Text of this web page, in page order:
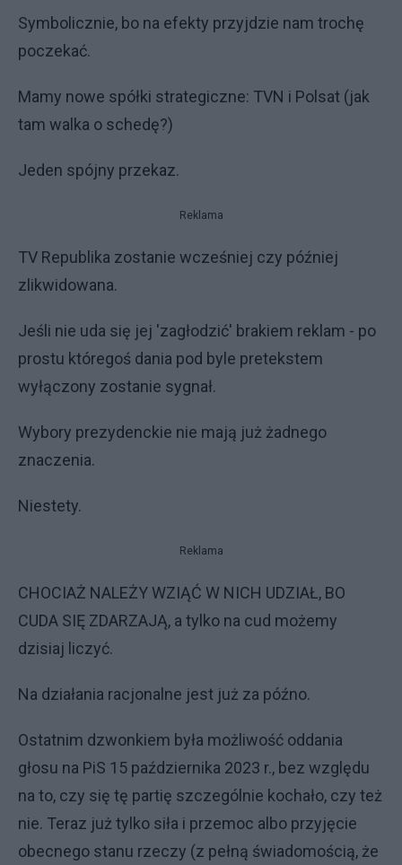
Symbolicznie, bo na efekty przyjdzie nam trochę
poczekać.
Mamy nowe spółki strategiczne: TVN i Polsat (jak
tam walka o schedę?)
Jeden spójny przekaz.
Reklama
TV Republika zostanie wcześniej czy później
zlikwidowana.
Jeśli nie uda się jej 'zagłodzić' brakiem reklam - po
prostu któregoś dania pod byle pretekstem
wyłączony zostanie sygnał.
Wybory prezydenckie nie mają już żadnego
znaczenia.
Niestety.
Reklama
CHOCIAŻ NALEŻY WZIĄĆ W NICH UDZIAŁ, BO
CUDA SIĘ ZDARZAJĄ, a tylko na cud możemy
dzisiaj liczyć.
Na działania racjonalne jest już za późno.
Ostatnim dzwonkiem była możliwość oddania
głosu na PiS 15 października 2023 r., bez względu
na to, czy się tę partię szczególnie kochało, czy też
nie. Teraz już tylko siła i przemoc albo przyjęcie
obecnego stanu rzeczy (z pełną świadomością, że